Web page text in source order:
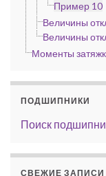
Пример 10
Моменты
ПОДШИПНИКИ
Поиск
СВЕЖИЕ ЗАПИСИ